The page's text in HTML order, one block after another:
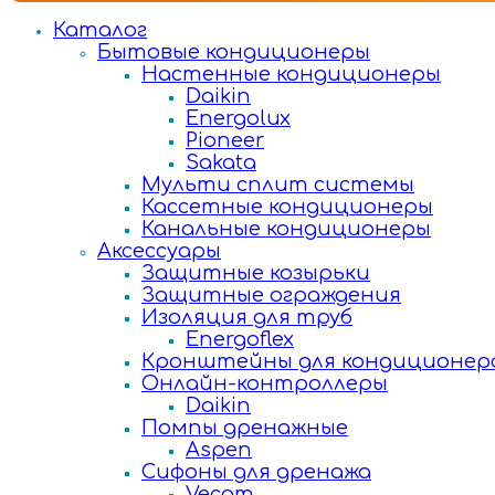
Каталог
Бытовые кондиционеры
Настенные кондиционеры
Daikin
Energolux
Pioneer
Sakata
Мульти сплит системы
Кассетные кондиционеры
Канальные кондиционеры
Аксессуары
Защитные козырьки
Защитные ограждения
Изоляция для труб
Energoflex
Кронштейны для
Онлайн-контроллеры
Daikin
Помпы дренажные
Aspen
Сифоны для дренажа